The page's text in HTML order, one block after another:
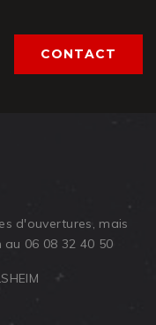
CONTACT
d'ouvertures, mais
06 08 32 40 50